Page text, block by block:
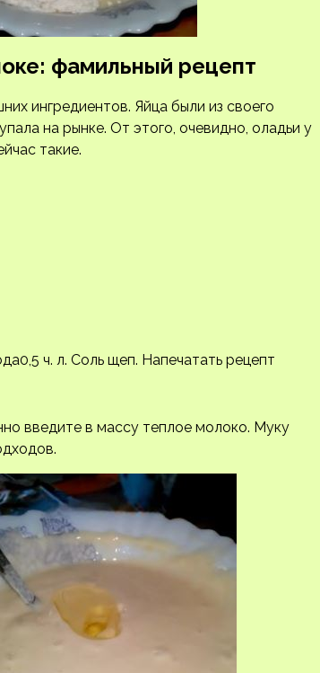
фамильный рецепт
ингредиентов. Яйца были из своего
на рынке. От этого, очевидно, оладьи у
такие.
ч. л. Соль щеп. Напечатать рецепт
введите в массу теплое молоко. Муку